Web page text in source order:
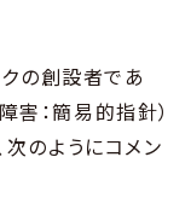
クの創設者であ
害：簡易的指針）
次のようにコメン